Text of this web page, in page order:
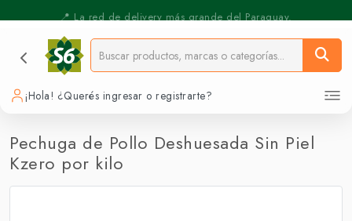
📍 La red de delivery más grande del Paraguay.
⚡️ Pickup Express - Retirás en 30 min.
¡Hola! ¿Querés ingresar o registrarte?
Pechuga de Pollo Deshuesada Sin Piel
Kzero por kilo